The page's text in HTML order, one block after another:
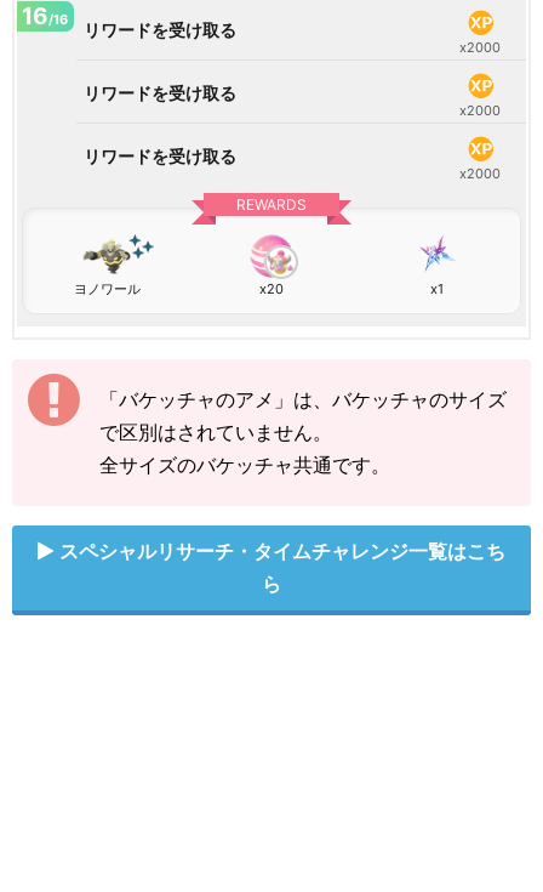
16/16 リワードを受け取る
x2000
リワードを受け取る
x2000
リワードを受け取る
x2000
REWARDS
ヨノワール x20 x1
「バケッチャのアメ」は、バケッチャのサイズ
で区別はされていません。
全サイズのバケッチャ共通です。
スペシャルリサーチ・タイムチャレンジ一覧はこち
ら